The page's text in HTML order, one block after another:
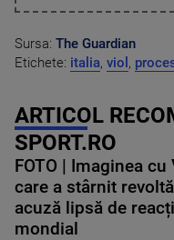
Sursa: The Guardian
Etichete: italia, viol ,
ARTICOL
SPORT.RO
FOTO | Imaginea
care a stârnit
acuză lipsă de
mondial